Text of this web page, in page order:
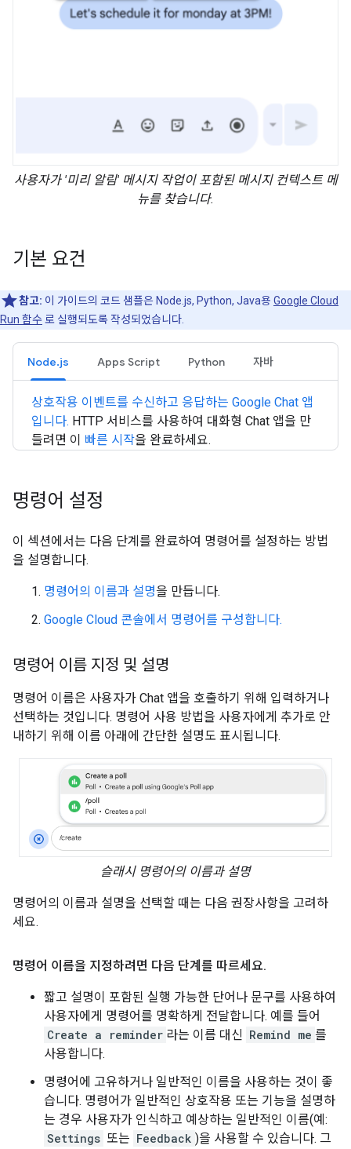
사용자가 '미리 알림' 메시지 작업이 포함된 메시지 컨텍스트 메
뉴를 찾습니다.
기본 요건
참고: 이 가이드의 코드 샘플은 Node.js, Python, Java용 Google Cloud
Run 함수 로 실행되도록 작성되었습니다.
Node.js Apps Script Python 자바
상호작용 이벤트를 수신하고 응답하는 Google Chat 앱
입니다. HTTP 서비스를 사용하여 대화형 Chat 앱을 만
들려면 이 빠른 시작을 완료하세요.
명령어 설정
이 섹션에서는 다음 단계를 완료하여 명령어를 설정하는 방법
을 설명합니다.
명령어의 이름과 설명을 만듭니다.
Google Cloud 콘솔에서 명령어를 구성합니다.
명령어 이름 지정 및 설명
명령어 이름은 사용자가 Chat 앱을 호출하기 위해 입력하거나
선택하는 것입니다. 명령어 사용 방법을 사용자에게 추가로 안
내하기 위해 이름 아래에 간단한 설명도 표시됩니다.
슬래시 명령어의 이름과 설명
명령어의 이름과 설명을 선택할 때는 다음 권장사항을 고려하
세요.
명령어 이름을 지정하려면 다음 단계를 따르세요.
짧고 설명이 포함된 실행 가능한 단어나 문구를 사용하여
사용자에게 명령어를 명확하게 전달합니다. 예를 들어
Create a reminder 라는 이름 대신 Remind me 를
사용합니다.
명령어에 고유하거나 일반적인 이름을 사용하는 것이 좋
습니다. 명령어가 일반적인 상호작용 또는 기능을 설명하
는 경우 사용자가 인식하고 예상하는 일반적인 이름(예:
Settings 또는 Feedback )을 사용할 수 있습니다. 그